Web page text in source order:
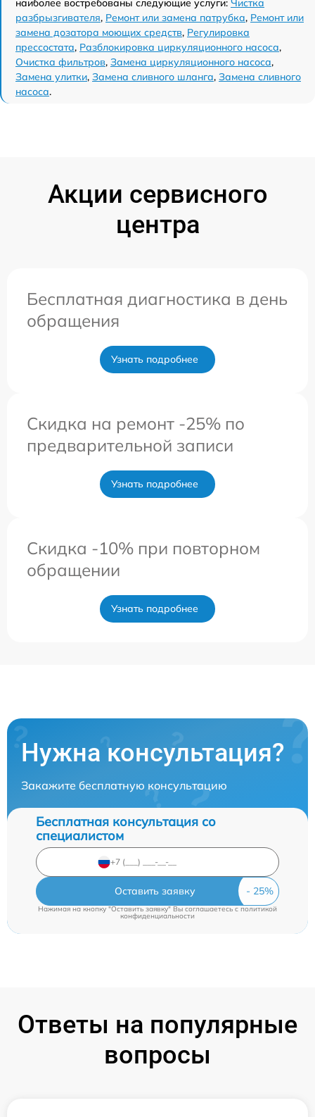
наиболее востребованы следующие услуги: Чистка
разбрызгивателя, Ремонт или замена патрубка, Ремонт или
замена дозатора моющих средств, Регулировка
прессостата, Разблокировка циркуляционного насоса,
Очистка фильтров, Замена циркуляционного насоса,
Замена улитки, Замена сливного шланга, Замена сливного
насоса.
Акции сервисного
центра
Бесплатная диагностика в день
обращения
Узнать подробнее
Скидка на ремонт -25% по
предварительной записи
Узнать подробнее
Скидка -10% при повторном
обращении
Узнать подробнее
Нужна консультация?
Закажите бесплатную консультацию
Бесплатная консультация со
специалистом
Оставить заявку
Нажимая на кнопку "Оставить заявку" Вы соглашаетесь cполитикой
конфиденциальности
Ответы на популярные
вопросы